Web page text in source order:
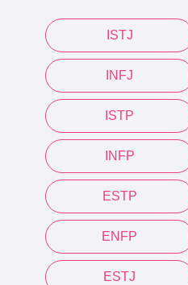
ISTJ
INFJ
ISTP
INFP
ESTP
ENFP
ESTJ